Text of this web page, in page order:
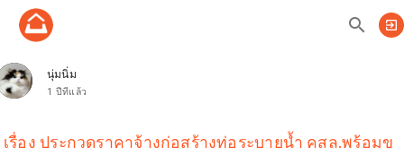
search exit_to_app
นุ่มนิ่ม
1 ปีที่แล้ว
เรื่อง ประกวดราคาจ้างก่อสร้างท่อระบายน้ำ คสล.พร้อมข